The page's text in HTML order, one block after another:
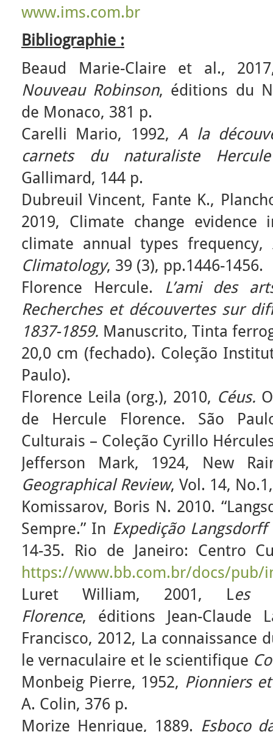
www.ims.com.br
Bibliographie :
Beaud Marie-Claire et al.,
Nouveau Robinson, éditions du
de Monaco, 381 p.
Carelli Mario, 1992,A la
carnets du naturaliste
Gallimard, 144 p.
Dubreuil Vincent, Fante K.,
2019, Climate change evidence
climate annual types frequency,
Climatology, 39 (3), pp.1446-1456.
Florence Hercule.
L’ami des
Recherches et découvertes sur
1837-1859. Manuscrito, Tinta
20,0 cm (fechado). Coleção
Paulo).
Florence Leila (org.), 2010, Céus.
de Hercule Florence. São
Culturais – Coleção Cyrillo
Jefferson Mark, 1924, New
Geographical Review, Vol. 14,
Komissarov, Boris N. 2010.
Sempre.” In Expedição Langsdorff
14-35. Rio de Janeiro: Centro
https://www.bb.com.br/docs/pub/
Luret William, 2001, Les
Florence, éditions Jean-Claude
Francisco, 2012, La connaissance
le vernaculaire et le scientifique
Monbeig Pierre, 1952, Pionniers
A. Colin, 376 p.
Morize Henrique, 1889. Esboço